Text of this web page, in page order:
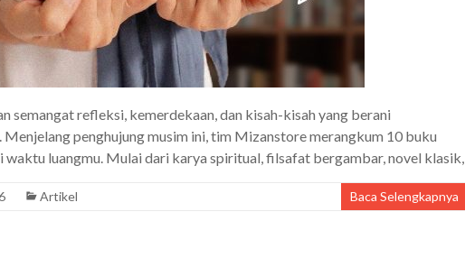
semangat refleksi, kemerdekaan, dan kisah-kisah yang berani
penghujung musim ini, tim Mizanstore merangkum 10 buku
waktu luangmu. Mulai dari karya spiritual, filsafat bergambar, novel klasik,
Artikel Baca Selengkapnya